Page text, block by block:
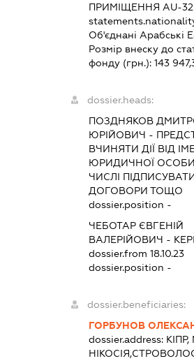
ПРИМІЩЕННЯ AU-
Об'єднані Арабські
Розмір внеску до
фонду (грн.): 143
dossier.heads:
ПОЗДНЯКОВ
ЮРІЙОВИЧ -
ВЧИНЯТИ ДІЇ ВІД
ЮРИДИЧНОЇ
ЧИСЛІ
ДОГОВОРИ ТОЩО
dossier.position -
ЧЕБОТАР ЄВГЕНІЙ
ВАЛЕРІЙОВИЧ -
dossier.from 18.10.23
dossier.position -
dossier.beneficiaries:
ГОРБУНОВ
dossier.address: